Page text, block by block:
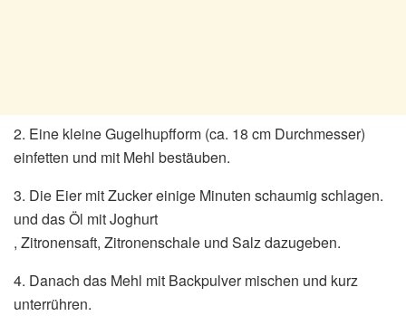
2. Eine kleine Gugelhupfform (ca. 18 cm Durchmesser)
einfetten und mit Mehl bestäuben.
3. Die Eier mit Zucker einige Minuten schaumig schlagen.
und das Öl mit Joghurt
, Zitronensaft, Zitronenschale und Salz dazugeben.
4. Danach das Mehl mit Backpulver mischen und kurz
unterrühren.